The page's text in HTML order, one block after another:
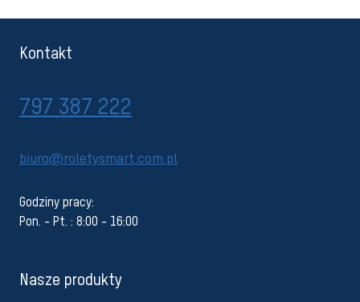
Kontakt
797 387 222
biuro@roletysmart.com.pl
Godziny pracy:
Pon. - Pt. : 8:00 - 16:00
Nasze produkty